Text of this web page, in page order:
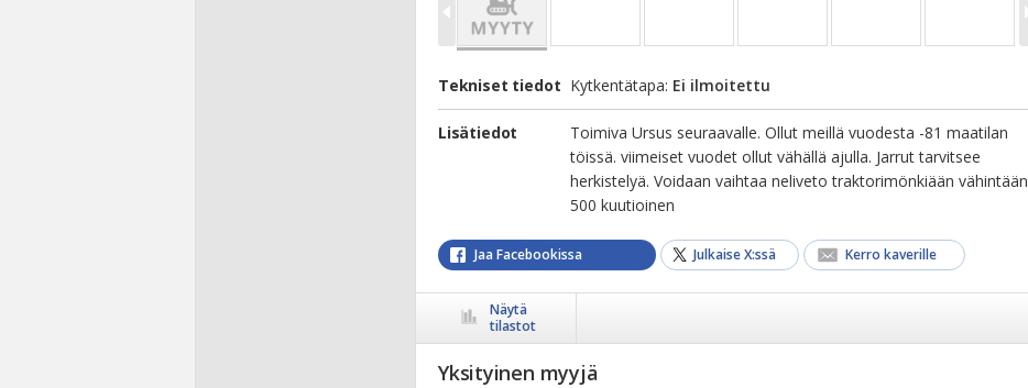
Tekniset tiedot Kytkentätapa: Ei ilmoitettu
Lisätiedot
Toimiva Ursus seuraavalle. Ollut meillä vuodesta -81 maatilan
töissä. viimeiset vuodet ollut vähällä ajulla. Jarrut tarvitsee
herkistelyä. Voidaan vaihtaa neliveto traktorimönkiään vähintään
500 kuutioinen
Jaa Facebookissa Julkaise X:ssä Kerro kaverille
Näytä
tilastot
Yksityinen myyjä